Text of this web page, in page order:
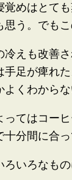
覚めはとて
思う。でも
冷えも改善
手足が痺れ
よくわからな
ってはコー
十分間に合っ
ろいろなも